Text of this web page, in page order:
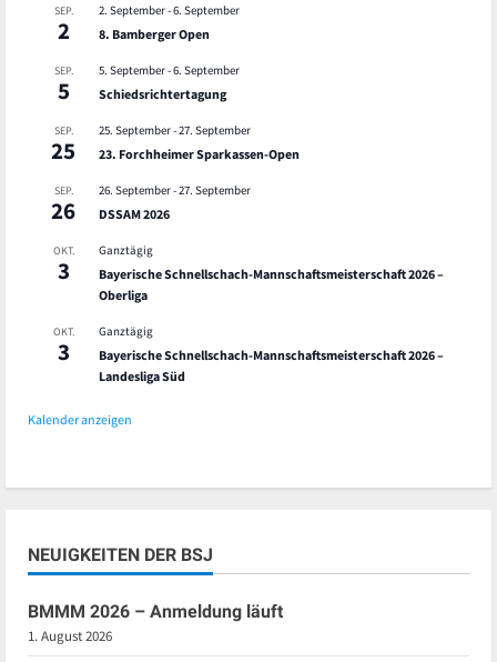
SEP.
2
2. September-6. September
8. Bamberger Open
SEP.
5
5. September-6. September
Schiedsrichtertagung
SEP.
25
25. September-27. September
23. Forchheimer Sparkassen-Open
SEP.
26
26. September-27. September
DSSAM 2026
OKT.
3
Ganztägig
Bayerische Schnellschach-Mannschaftsmeisterschaft 2026 –
Oberliga
OKT.
3
Ganztägig
Bayerische Schnellschach-Mannschaftsmeisterschaft 2026 –
Landesliga Süd
Kalender anzeigen
NEUIGKEITEN DER BSJ
BMMM 2026 – Anmeldung läuft
1. August 2026